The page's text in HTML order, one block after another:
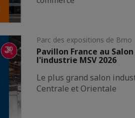
Parc des expositions de
Pavillon France au
l'industrie MSV 2026
Le plus grand salon
Centrale et Orientale